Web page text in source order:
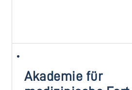
Akademie für